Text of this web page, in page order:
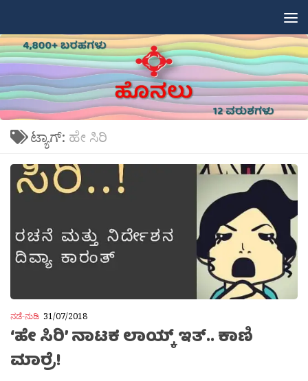
ಟ್ಯಾಗ್: ಹೇ ಸಿರಿ
ನಡೆ-ನುಡಿ 31/07/2018
‘ಹೇ ಸಿರಿ’ ನಾಟಕ ಲಾಯ್ಕ್ ಇತ್.. ಕಾಣಿ‌
ಮಾರ‍್ರೆ!